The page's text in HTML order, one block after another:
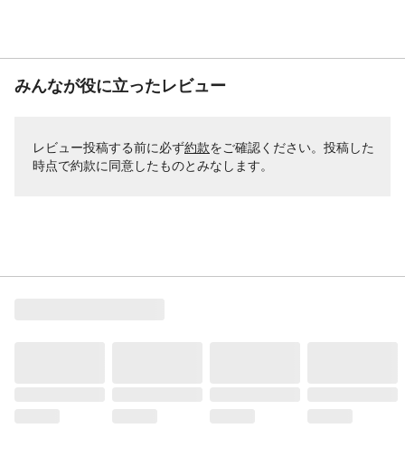
みんなが役に立ったレビュー
レビュー投稿する前に必ず約款をご確認ください。投稿した
時点で約款に同意したものとみなします。